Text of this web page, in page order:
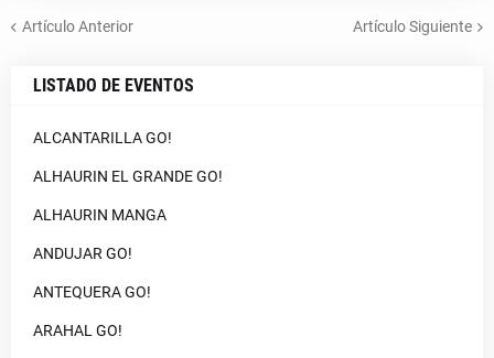
Artículo Anterior Artículo Siguiente
LISTADO DE EVENTOS
ALCANTARILLA GO!
ALHAURIN EL GRANDE GO!
ALHAURIN MANGA
ANDUJAR GO!
ANTEQUERA GO!
ARAHAL GO!